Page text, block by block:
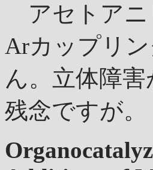
アセトアニ
Arカップリ
ん。立体障
残念ですが。